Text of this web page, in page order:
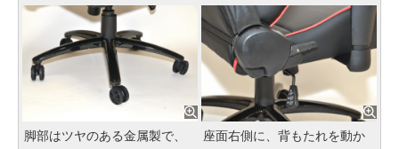
脚部はツヤのある金属製で、
座面右側に、背もたれを動か